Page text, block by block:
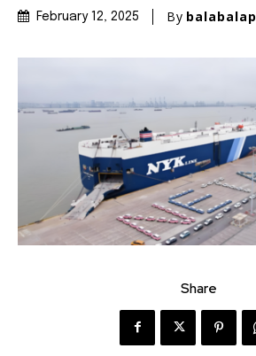
February 12, 2025 By balabalap
Share